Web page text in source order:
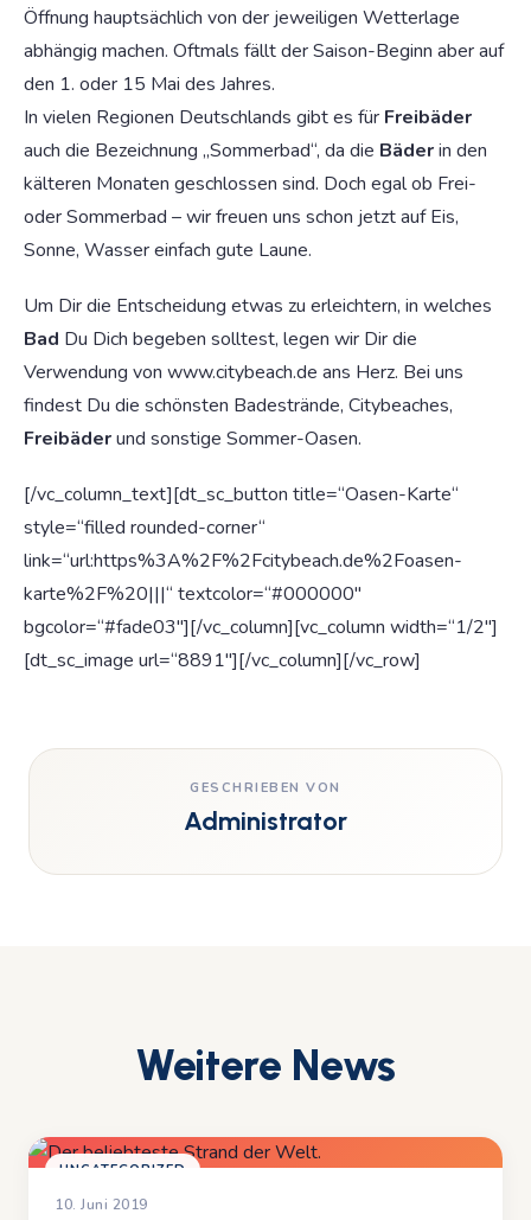
Öffnung hauptsächlich von der jeweiligen Wetterlage
abhängig machen. Oftmals fällt der Saison-Beginn aber auf
den 1. oder 15 Mai des Jahres.
In vielen Regionen Deutschlands gibt es für Freibäder
auch die Bezeichnung „Sommerbad“, da die Bäderin den
kälteren Monaten geschlossen sind. Doch egal ob Frei-
oder Sommerbad – wir freuen uns schon jetzt auf Eis,
Sonne, Wasser einfach gute Laune.
Um Dir die Entscheidung etwas zu erleichtern, in welches
Bad Du Dich begeben solltest, legen wir Dir die
Verwendung von www.citybeach.de ans Herz. Bei uns
findest Du die schönsten Badestrände, Citybeaches,
Freibäderund sonstige Sommer-Oasen.
[/vc_column_text][dt_sc_button title=“Oasen-Karte“
style=“filled rounded-corner“
link=“url:https%3A%2F%2Fcitybeach.de%2Foasen-
karte%2F%20|||“ textcolor=“#000000″
bgcolor=“#fade03″][/vc_column][vc_column width=“1/2″]
[dt_sc_image url=“8891″][/vc_column][/vc_row]
GESCHRIEBEN VON
Administrator
Weitere News
UNCATEGORIZED
10. Juni 2019